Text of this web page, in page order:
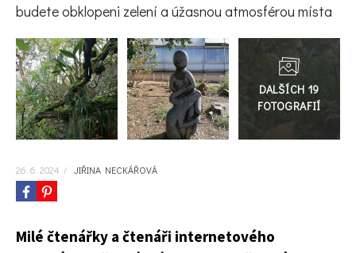
budete obklopeni zelení a úžasnou atmosférou místa
Přejít
do
galerie
26. 6. 2024 / JIŘINA NECKÁŘOVÁ
Milé čtenářky a čtenáři internetového